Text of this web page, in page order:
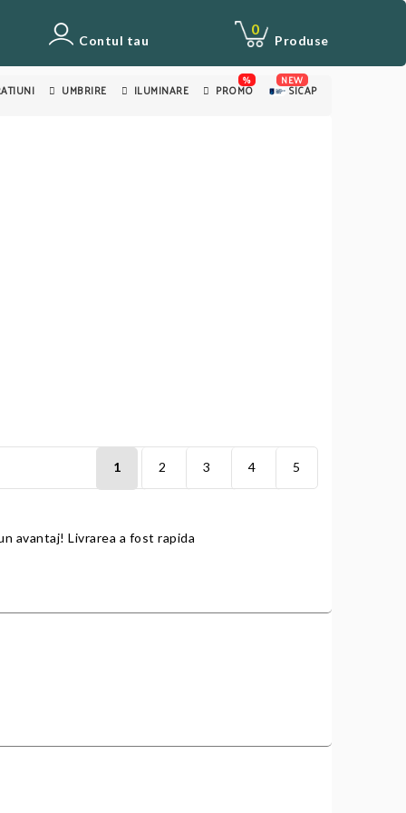
Contul tau Produse
0
UMBRIRE ILUMINARE PROMO
%
SICAP
NEW
1 2 3 4 5
avantaj! Livrarea a fost rapida